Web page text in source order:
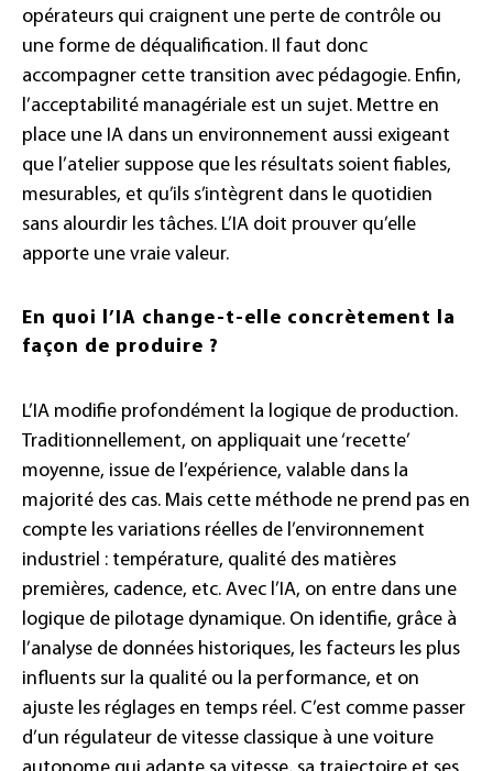
opérateurs qui craignent une perte de contrôle ou
une forme de déqualification. Il faut donc
accompagner cette transition avec pédagogie. Enfin,
l’acceptabilité managériale est un sujet. Mettre en
place une IA dans un environnement aussi exigeant
que l’atelier suppose que les résultats soient fiables,
mesurables, et qu’ils s’intègrent dans le quotidien
sans alourdir les tâches. L’IA doit prouver qu’elle
apporte une vraie valeur.
En quoi l’IA change-t-elle concrètement la
façon de produire ?
L’IA modifie profondément la logique de production.
Traditionnellement, on appliquait une ‘recette’
moyenne, issue de l’expérience, valable dans la
majorité des cas. Mais cette méthode ne prend pas en
compte les variations réelles de l’environnement
industriel : température, qualité des matières
premières, cadence, etc. Avec l’IA, on entre dans une
logique de pilotage dynamique. On identifie, grâce à
l’analyse de données historiques, les facteurs les plus
influents sur la qualité ou la performance, et on
ajuste les réglages en temps réel. C’est comme passer
d’un régulateur de vitesse classique à une voiture